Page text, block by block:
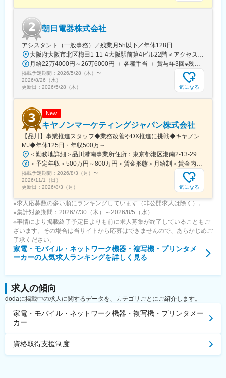
実力次第で早期昇格やグループ会社役員への登用例もあり、幅広
いキャリア形成が可能です。
360度評価の実力主義で、若手でも早期にマネジメントやプレイ
ングマネージャーとして活躍できる機会があります。
■企業の魅力
ユーザーイン発想・イノベーションを重視し、多角的な事業展開
る商品開発や提案が可能。
変更の範囲：会社の定める業務
朝日電器株式会社
アシスタント（一般事務）／残業月5h以下／年休128日
大阪府大阪市北区梅田1-11-4大阪駅前第4ビル22階＜アクセス＞■Osaka Metoro谷町線「東梅田駅」南改札口より徒歩約1分■Osaka Metoro御堂筋線「梅田駅」南改札口より徒歩約5分■Osaka Metoro四ツ橋線「西梅田駅」南7-Aより徒歩約5分■JR東西線「北新地駅」より徒歩約4分■ JR各線「大阪駅」より徒歩約8分■ 阪神各線「梅田駅」より徒歩約5分■ 阪急各線「梅田駅」より徒歩約10分※転勤なし※受動喫煙対策：屋内全面禁煙
月給22万4000円～26万6000円 ＋ 各種手当 ＋ 賞与年3回※残業代は別途支給します※月給は経験スキルを考慮し決定します。
掲載予定期間： 2026/5/28（木） 〜
2026/8/26（水）
更新日： 2026/5/28（木） 気になる
New
キヤノンマーケティングジャパン株式会社
【品川】事業推進スタッフ◆業務改善やDX推進に挑戦◆キヤノン
MJ◆年休125日・年収500万～
＜勤務地詳細＞品川港南事業所住所：東京都港区港南2-13-29 キヤノン港南ビル勤務地最寄駅：JR線／品川駅受動喫煙対策：屋内全面禁煙変更の範囲：会社の定める事業所（リモートワーク含む）
＜予定年収＞500万円～800万円＜賃金形態＞月給制＜賃金内訳＞月額（基本給）：280,000円～450,000円＜月給＞280,000円～450,000円＜昇給有無＞有＜残業手当＞有＜給与補足＞※経験・スキル・年齢等を考慮の上、当社規定により決定します。■業績昇給：年1回（4月）■賞与：年2回（6月・12月）賃金はあくまでも目安の金額であり、選考を通じて上下する可能性があります。月給(月額)は固定手当を含めた表記です。
掲載予定期間： 2026/8/3（月） 〜
2026/11/1（日）
更新日： 2026/8/3（月） 気になる
※求人応募数の多い順にランキングしています（非公開求人は除く）。
※集計対象期間：2026/7/30（木）～2026/8/5（水）
※事情により掲載終了予定日よりも前に求人募集が終了していることもご
ざいます。その場合は当サイトから応募はできませんので、あらかじめご
了承ください。
家電・モバイル・ネットワーク機器・複写機・プリンタメ
ーカーの人気求人ランキングを詳しく見る
求人の傾向
dodaに掲載中の求人に関するデータを、カテゴリごとにご紹介します。
家電・モバイル・ネットワーク機器・複写機・プリンタメー
カー
資格取得支援制度